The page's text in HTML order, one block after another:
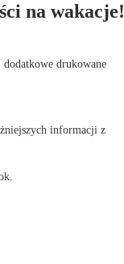
na wakacje!
drukowane
informacji z